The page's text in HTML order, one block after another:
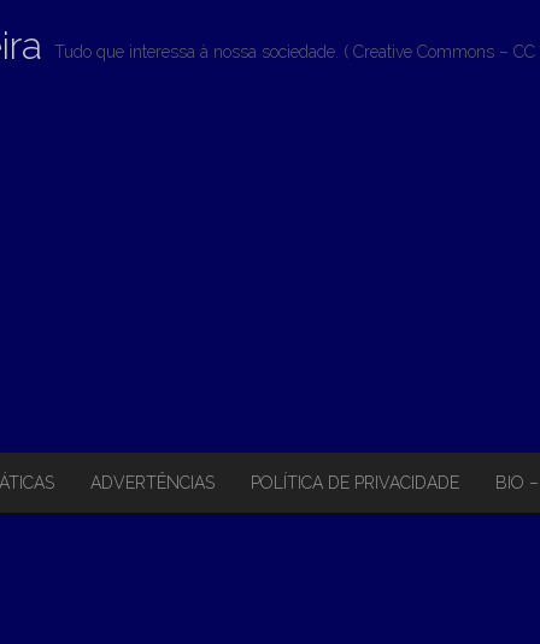
Tudo que interessa à nossa sociedade. ( Creative Commons – CC
ADVERTÊNCIAS POLÍTICA DE PRIVACIDADE BIO